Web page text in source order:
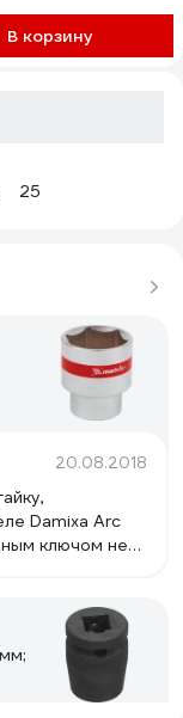
В корзину
25
20.08.2018
Damixa Arc
ключом не
за 1500 руб :)